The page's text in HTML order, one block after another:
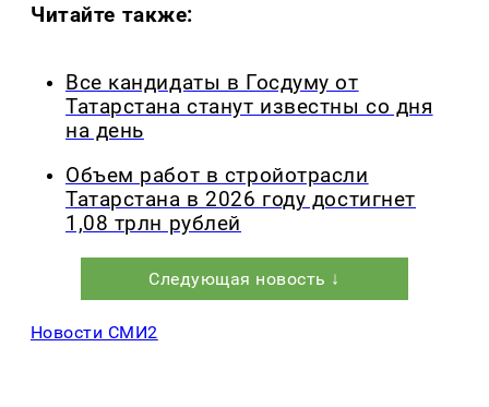
Читайте также:
Все кандидаты в Госдуму от
Татарстана станут известны со дня
на день
Объем работ в стройотрасли
Татарстана в 2026 году достигнет
1,08 трлн рублей
Следующая новость ↓
Новости СМИ2